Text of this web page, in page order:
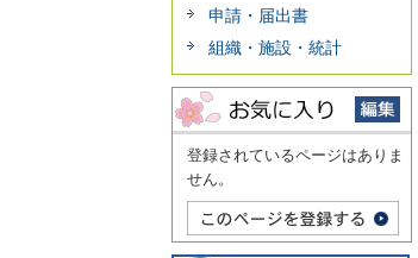
申請・届出書
組織・施設・統計
登録されているページはありま
せん。